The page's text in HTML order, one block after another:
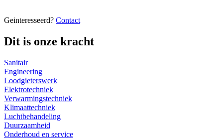
Geinteresseerd? Contact
Dit is onze kracht
Sanitair
Engineering
Loodgieterswerk
Elektrotechniek
Verwarmingstechniek
Klimaattechniek
Luchtbehandeling
Duurzaamheid
Onderhoud en service